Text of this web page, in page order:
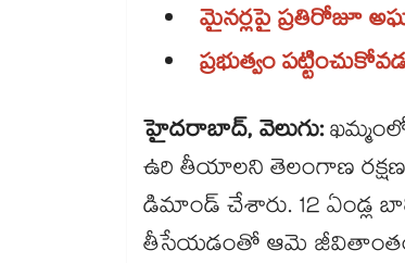
మైనర్లపై ప్రతిరోజూ
ప్రభుత్వం
హైదరాబాద్, వెలుగు:
ఉరి తీయాలని తెలంగాణ రక్షణ
డిమాండ్ చేశారు. 12 ఏండ్ల
తీసేయడంతో ఆమె జీవితాంతం